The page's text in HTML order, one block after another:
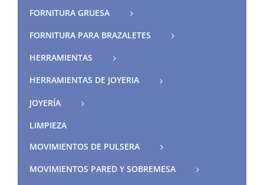
FORNITURA GRUESA
FORNITURA PARA BRAZALETES
HERRAMIENTAS
HERRAMIENTAS DE JOYERIA
JOYERÍA
LIMPIEZA
MOVIMIENTOS DE PULSERA
MOVIMIENTOS PARED Y SOBREMESA